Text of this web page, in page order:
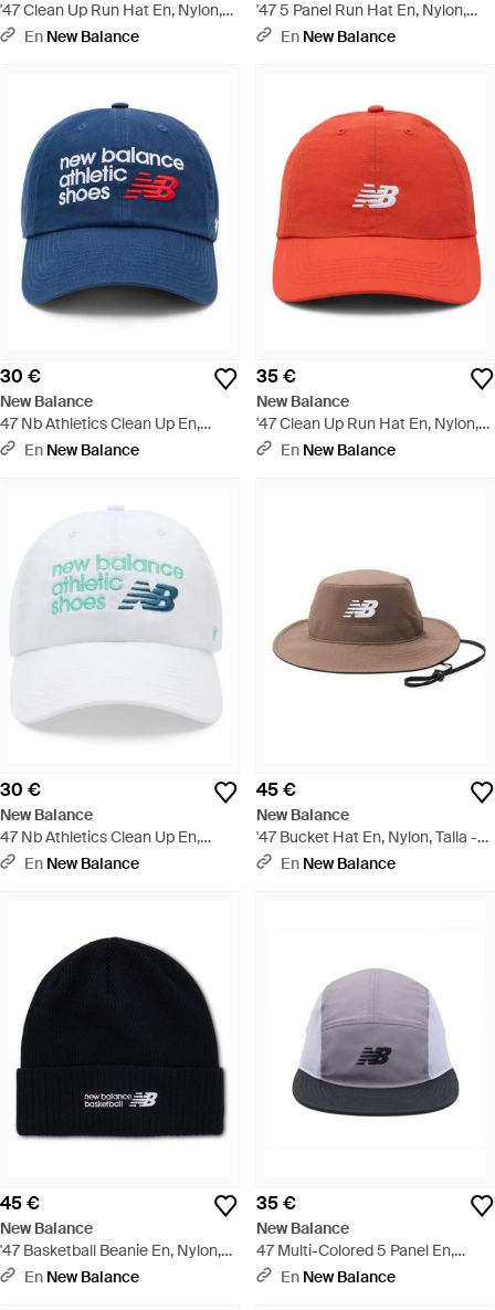
'47 Clean Up Run Hat En, Nylon,
Talla - Azul
En New Balance
'47 5 Panel Run Hat En, Nylon,
Talla - Negro
En New Balance
30 €
New Balance
47 Nb Athletics Clean Up En,
Nylon, Talla - Azul
En New Balance
35 €
New Balance
'47 Clean Up Run Hat En, Nylon,
Talla - Rojo
En New Balance
30 €
New Balance
47 Nb Athletics Clean Up En,
Nylon, Talla - Blanco
En New Balance
45 €
New Balance
'47 Bucket Hat En, Nylon, Talla -
Marrón
En New Balance
45 €
New Balance
'47 Basketball Beanie En, Nylon,
Talla - Negro
En New Balance
35 €
New Balance
47 Multi-Colored 5 Panel En,
Nylon, Talla - Gris
En New Balance